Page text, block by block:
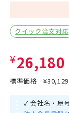
クイック注文対応
¥26,180
標準価格¥30,129
✓ 会社名・屋